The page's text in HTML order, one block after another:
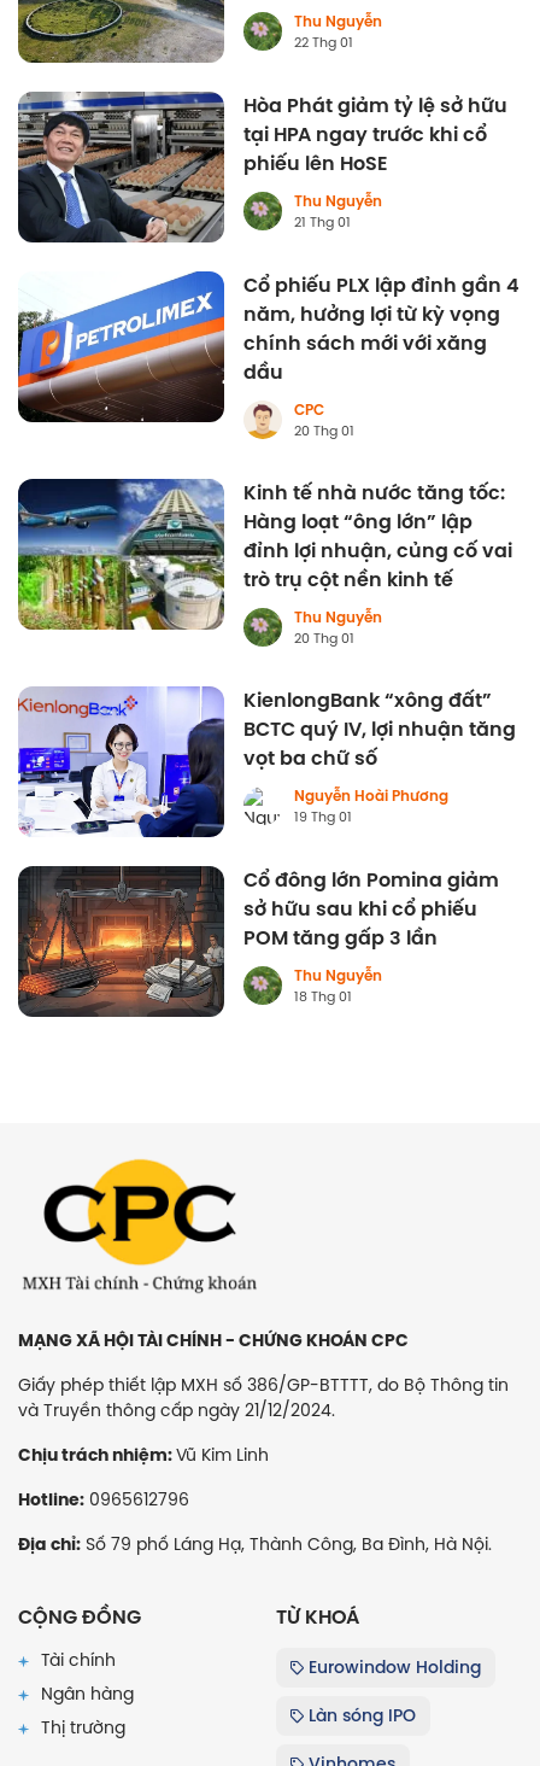
Thu Nguyễn
22 Thg 01
Hòa Phát giảm tỷ lệ sở hữu
tại HPA ngay trước khi cổ
phiếu lên HoSE
Thu Nguyễn
21 Thg 01
Cổ phiếu PLX lập đỉnh gần 4
năm, hưởng lợi từ kỳ vọng
chính sách mới với xăng
dầu
CPC
20 Thg 01
Kinh tế nhà nước tăng tốc:
Hàng loạt “ông lớn” lập
đỉnh lợi nhuận, củng cố vai
trò trụ cột nền kinh tế
Thu Nguyễn
20 Thg 01
KienlongBank “xông đất”
BCTC quý IV, lợi nhuận tăng
vọt ba chữ số
Nguyễn Hoài Phương
19 Thg 01
Cổ đông lớn Pomina giảm
sở hữu sau khi cổ phiếu
POM tăng gấp 3 lần
Thu Nguyễn
18 Thg 01
MẠNG XÃ HỘI TÀI CHÍNH - CHỨNG KHOÁN CPC
Giấy phép thiết lập MXH số 386/GP-BTTTT, do Bộ Thông tin
và Truyền thông cấp ngày 21/12/2024.
Chịu trách nhiệm:Vũ Kim Linh
Hotline: 0965612796
Địa chỉ: Số 79 phố Láng Hạ, Thành Công, Ba Đình, Hà Nội.
CỘNG ĐỒNG
Tài chính
Ngân hàng
Thị trường
TỪ KHOÁ
Eurowindow Holding
Làn sóng IPO